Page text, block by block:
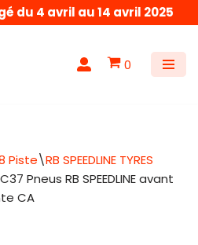
du 4 avril au 14 avril 2025
0
Piste\RB SPEEDLINE TYRES
Pneus RB SPEEDLINE avant
CA